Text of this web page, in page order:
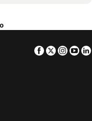
Emilia-Romagna
Facebook
Twitter